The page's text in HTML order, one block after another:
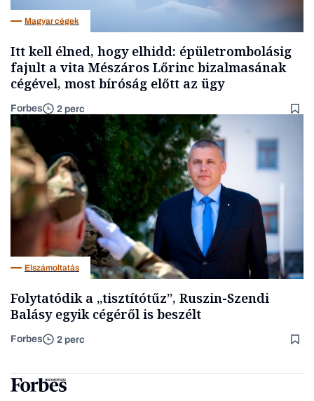
Magyar cégek
Itt kell élned, hogy elhidd: épületrombolásig
fajult a vita Mészáros Lőrinc bizalmasának
cégével, most bíróság előtt az ügy
Forbes 2 perc
Elszámoltatás
Folytatódik a „tisztítótűz”, Ruszin-Szendi
Balásy egyik cégéről is beszélt
Forbes 2 perc